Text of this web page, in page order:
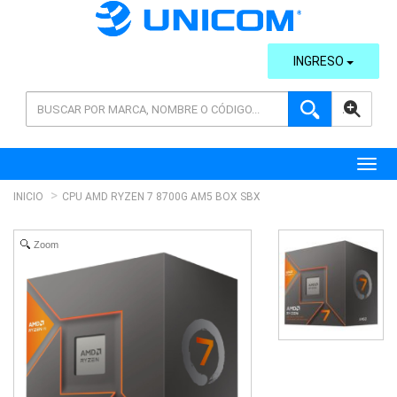
AVANZADA
INGRESO
INICIO CPU AMD RYZEN 7 8700G AM5 BOX SBX
Zoom